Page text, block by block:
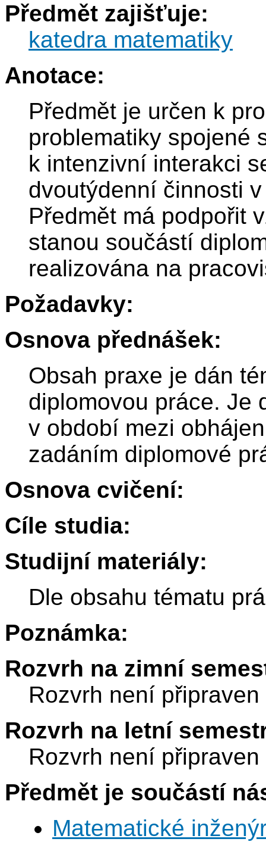
Předmět zajišťuje:
katedra matematiky
Anotace:
Předmět je určen k
problematiky spojené
k intenzivní interakci
dvoutýdenní činnosti
Předmět má podpořit
stanou součástí
realizována na
Požadavky:
Osnova přednášek:
Obsah praxe je dán
diplomovou práce. Je
v období mezi
zadáním diplomové
Osnova cvičení:
Cíle studia:
Studijní materiály:
Dle obsahu tématu
Poznámka:
Rozvrh na zimní
Rozvrh není připraven
Rozvrh na letní
Rozvrh není připraven
Předmět je součástí
Matematické